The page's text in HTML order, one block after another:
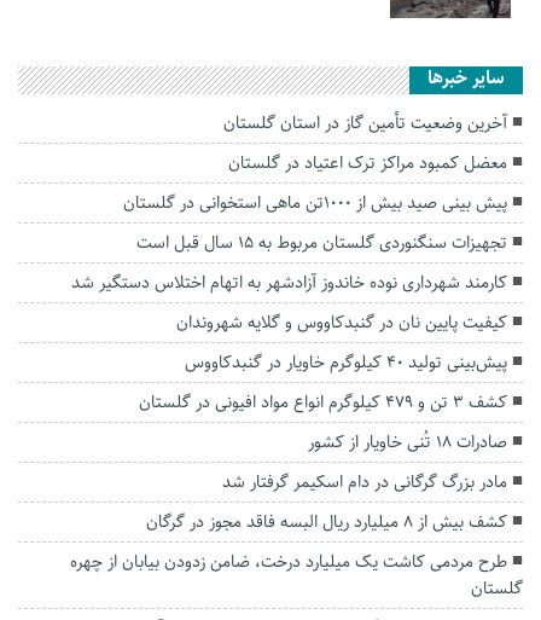
سایر خبرها
آخرین وضعیت تأمین گاز در استان گلستان
معضل کمبود مراکز ترک اعتیاد در گلستان
پیش بینی صید بیش از ۱۰۰۰تن ماهی استخوانی در گلستان
تجهیزات سنگنوردی گلستان مربوط به ۱۵ سال قبل است
کارمند شهرداری نوده خاندوز آزادشهر به اتهام اختلاس دستگیر شد
کیفیت پایین نان در گنبدکاووس و گلایه شهروندان
پیش‌بینی تولید ۴۰ کیلوگرم خاویار در گنبدکاووس
کشف ۳ تن و ۴۷۹ کیلوگرم انواع مواد افیونی در گلستان
صادرات ۱۸ تُنی خاویار از کشور
مادر بزرگ گرگانی در دام اسکیمر گرفتار شد
کشف بیش از ۸ میلیارد ریال البسه فاقد مجوز در گرگان
طرح مردمی کاشت یک میلیارد درخت، ضامن زدودن بیابان از چهره
گلستان